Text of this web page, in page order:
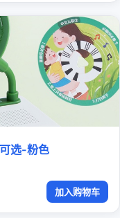
选-粉色
加入购物车